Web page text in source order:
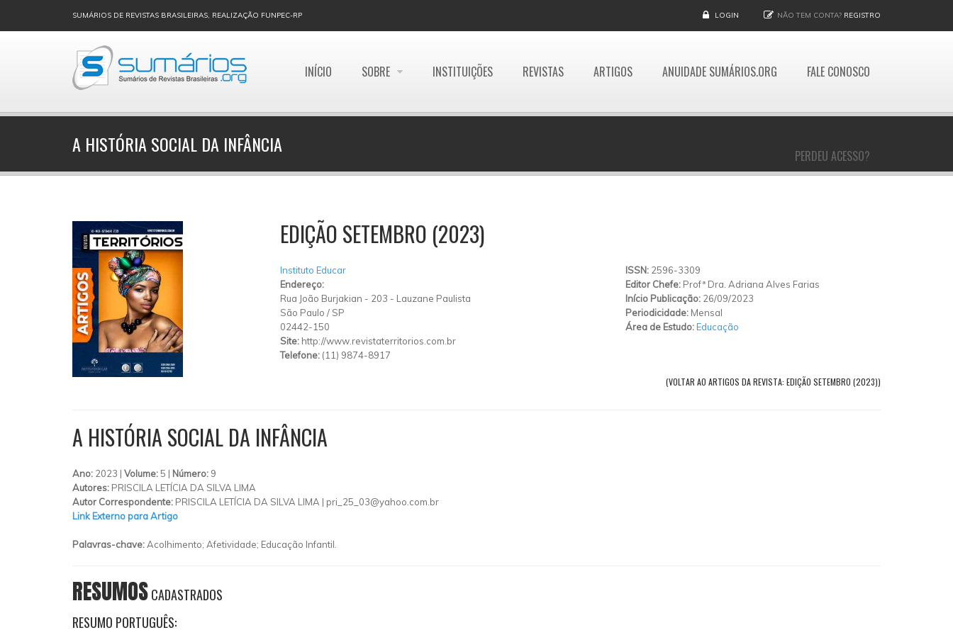
SUMÁRIOS DE REVISTAS BRASILEIRAS, REALIZAÇÃO FUNPEC-RP LOGIN NÃO TEM CONTA? REGISTRO
INÍCIO SOBRE INSTITUIÇÕES REVISTAS ARTIGOS ANUIDADE SUMÁRIOS.ORG FALE CONOSCO
PERDEU ACESSO?
A HISTÓRIA SOCIAL DA INFÂNCIA
EDIÇÃO SETEMBRO (2023)
Instituto Educar
Endereço:
Rua João Burjakian - 203 - Lauzane Paulista
São Paulo / SP
02442-150
Site: http://www.revistaterritorios.com.br
Telefone: (11) 9874-8917
ISSN: 2596-3309
Editor Chefe: Profª Dra. Adriana Alves Farias
Início Publicação: 26/09/2023
Periodicidade: Mensal
Área de Estudo:Educação
(VOLTAR AO ARTIGOS DA REVISTA: EDIÇÃO SETEMBRO (2023))
A HISTÓRIA SOCIAL DA INFÂNCIA
Ano: 2023 | Volume:5 | Número: 9
Autores: PRISCILA LETÍCIA DA SILVA LIMA
Autor Correspondente: PRISCILA LETÍCIA DA SILVA LIMA | pri_25_03@yahoo.com.br
Link Externo para Artigo
Palavras-chave:Acolhimento; Afetividade; Educação Infantil.
RESUMOSCADASTRADOS
RESUMO PORTUGUÊS: